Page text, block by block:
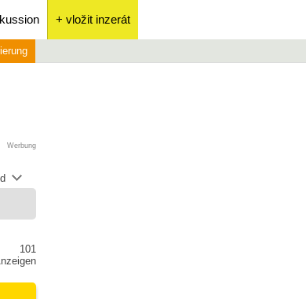
+ vložit inzerát
Werbung
101